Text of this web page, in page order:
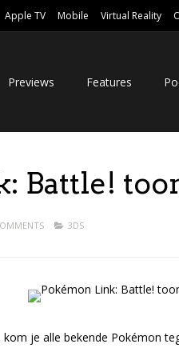
Apple TV Mobile Virtual Reality
Previews Features
Battle!
3DS
je alle bekende Pokémon